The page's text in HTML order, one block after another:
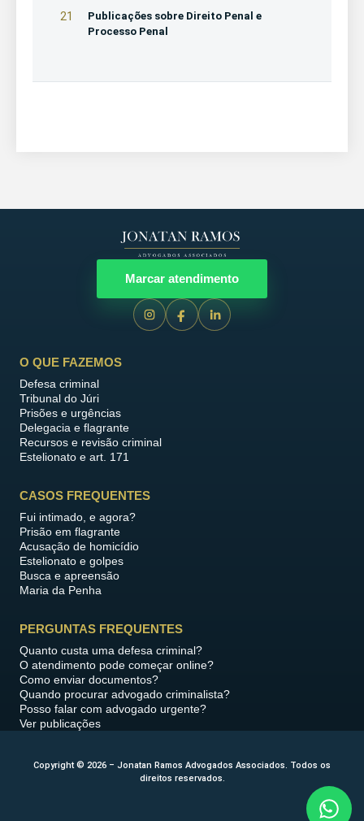
21
Publicações sobre Direito Penal e
Processo Penal
Marcar atendimento
O QUE FAZEMOS
Defesa criminal
Tribunal do Júri
Prisões e urgências
Delegacia e flagrante
Recursos e revisão criminal
Estelionato e art. 171
CASOS FREQUENTES
Fui intimado, e agora?
Prisão em flagrante
Acusação de homicídio
Estelionato e golpes
Busca e apreensão
Maria da Penha
PERGUNTAS FREQUENTES
Quanto custa uma defesa criminal?
O atendimento pode começar online?
Como enviar documentos?
Quando procurar advogado criminalista?
Posso falar com advogado urgente?
Ver publicações
Copyright © 2026 – Jonatan Ramos Advogados Associados. Todos os
direitos reservados.